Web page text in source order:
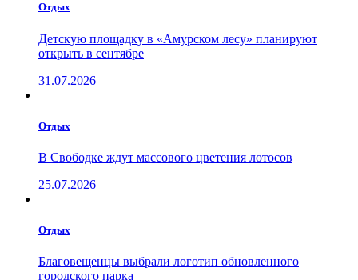
Отдых
Детскую площадку в «Амурском лесу» планируют
открыть в сентябре
31.07.2026
Отдых
В Свободке ждут массового цветения лотосов
25.07.2026
Отдых
Благовещенцы выбрали логотип обновленного
городского парка